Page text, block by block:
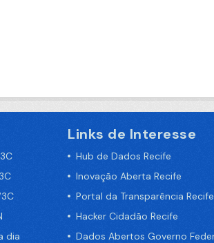
dia
Links de Interesse
Hub de Dados Recife
Inovação Aberta Recife
Portal da Transparência Recife
Hacker Cidadão Recife
Dados Abertos Governo